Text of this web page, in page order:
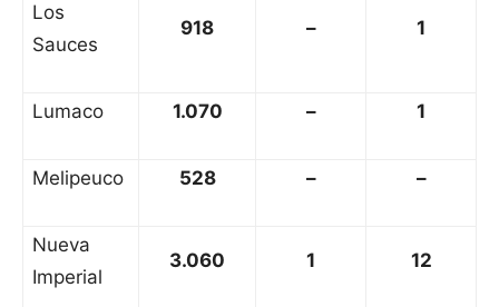
Los
Sauces
918 – 1
Lumaco 1.070 – 1
Melipeuco 528 – –
Nueva
Imperial
3.060 1 12